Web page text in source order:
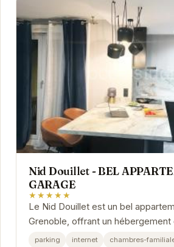
Nid Douillet - BEL
GARAGE
★★★★★
Le Nid Douillet est un bel
Grenoble, offrant un
bien équipé. Avec un garage privé,
parking internet
chambres-